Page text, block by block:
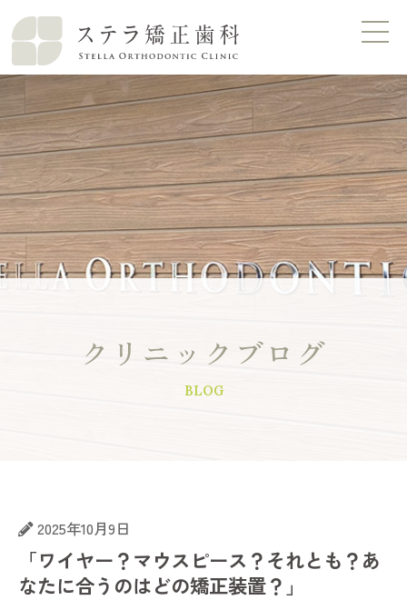
クリニックブログ
BLOG
2025年10月9日
「ワイヤー？マウスピース？それとも？あ
なたに合うのはどの矯正装置？」